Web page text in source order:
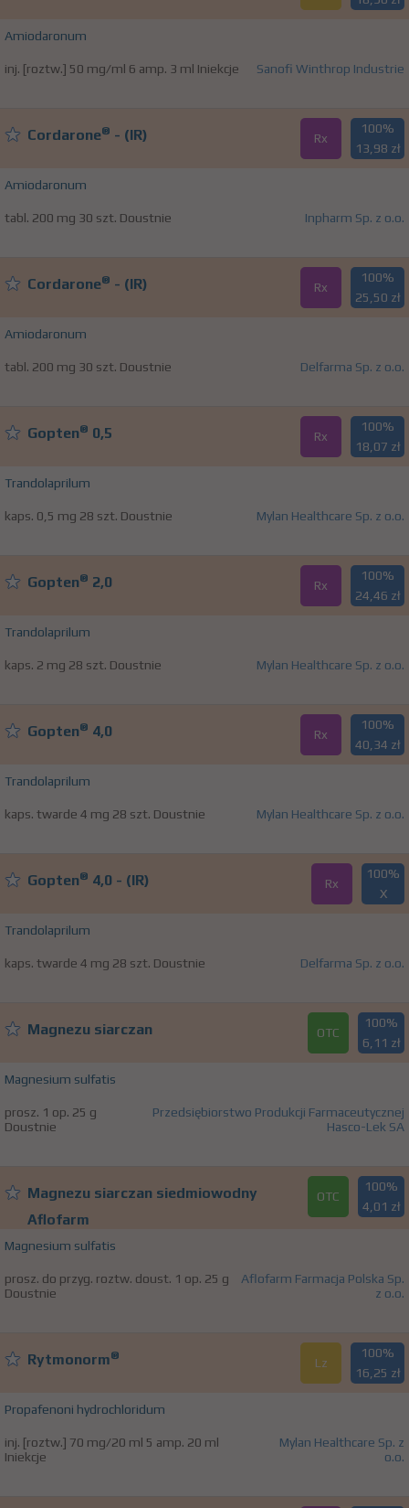
Amiodaronum
inj. [roztw.] 50 mg/ml 6 amp. 3 ml Iniekcje Sanofi Winthrop Industrie
Cordarone® - (IR) Rx
100%
13,98 zł
Amiodaronum
tabl. 200 mg 30 szt. Doustnie Inpharm Sp. z o.o.
Cordarone® - (IR) Rx
100%
25,50 zł
Amiodaronum
tabl. 200 mg 30 szt. Doustnie Delfarma Sp. z o.o.
Gopten® 0,5 Rx
100%
18,07 zł
Trandolaprilum
kaps. 0,5 mg 28 szt. Doustnie Mylan Healthcare Sp. z o.o.
Gopten® 2,0 Rx
100%
24,46 zł
Trandolaprilum
kaps. 2 mg 28 szt. Doustnie Mylan Healthcare Sp. z o.o.
Gopten® 4,0 Rx
100%
40,34 zł
Trandolaprilum
kaps. twarde 4 mg 28 szt. Doustnie Mylan Healthcare Sp. z o.o.
Gopten® 4,0 - (IR) Rx
100%
X
Trandolaprilum
kaps. twarde 4 mg 28 szt. Doustnie Delfarma Sp. z o.o.
Magnezu siarczan OTC
100%
6,11 zł
Magnesium sulfatis
prosz. 1 op. 25 g
Doustnie
Przedsiębiorstwo Produkcji Farmaceutycznej
Hasco-Lek SA
Magnezu siarczan siedmiowodny
Aflofarm
OTC
100%
4,01 zł
Magnesium sulfatis
prosz. do przyg. roztw. doust. 1 op. 25 g
Doustnie
Aflofarm Farmacja Polska Sp.
z o.o.
Rytmonorm® Lz
100%
16,25 zł
Propafenoni hydrochloridum
inj. [roztw.] 70 mg/20 ml 5 amp. 20 ml
Iniekcje
Mylan Healthcare Sp. z
o.o.